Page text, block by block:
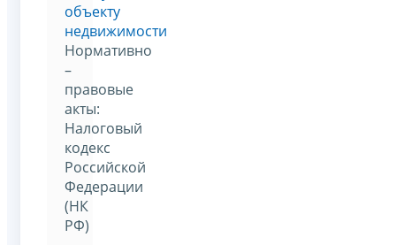
объекту
недвижимости
Нормативно
–
правовые
акты:
Налоговый
кодекс
Российской
Федерации
(НК
РФ)